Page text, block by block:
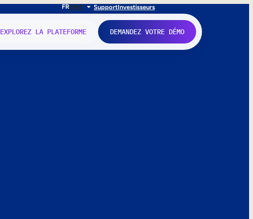
FRENIT SupportInvestisseurs
EXPLOREZ LA PLATEFORME DEMANDEZ VOTRE DÉMO